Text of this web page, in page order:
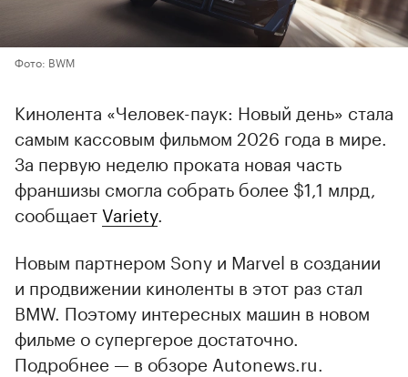
Фото: BWM
Кинолента «Человек-паук: Новый день» стала
самым кассовым фильмом 2026 года в мире.
За первую неделю проката новая часть
франшизы смогла собрать более $1,1 млрд,
сообщаетVariety.
Новым партнером Sony и Marvel в создании
и продвижении киноленты в этот раз стал
BMW. Поэтому интересных машин в новом
фильме о супергерое достаточно.
Подробнее — в обзоре Autonews.ru.